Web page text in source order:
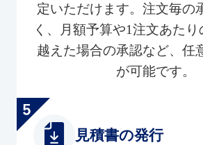
定いただけます。注文毎の
く、月額予算や1注文あた
越えた場合の承認など、任
が可能です。
見積書の発行